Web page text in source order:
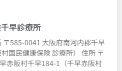
早診療所
585-0041 大阪府南河内郡千早
国民健康保険 診療所） 住所 〒
赤阪村千早184-1（千早赤阪村